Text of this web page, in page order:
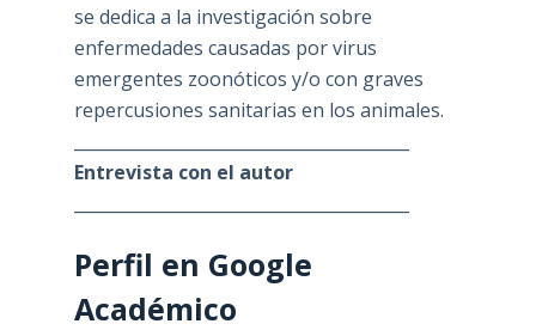
se dedica a la investigación sobre
enfermedades causadas por virus
emergentes zoonóticos y/o con graves
repercusiones sanitarias en los animales.
Entrevista con el autor
Perfil en Google
Académico